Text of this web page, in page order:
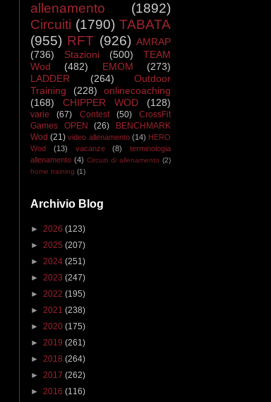
allenamento
(1892)
Circuiti (1790) TABATA
(955) RFT (926) AMRAP
(736)
Stazioni (500)
TEAM
Wod
(482) EMOM
(273)
LADDER
(264)
Outdoor
Training
(228)
onlinecoaching
(168)
CHIPPER WOD (128)
varie (67) Contest (50)
CrossFit
Games OPEN
(26)
BENCHMARK
Wod (21) video allenamento (14) HERO
Wod
(13) vacanze (8)
terminologia
allenamento (4) Circuiti di allenamento (2)
home training (1)
Archivio Blog
► 2026 (123)
► 2025 (207)
► 2024 (251)
► 2023 (247)
► 2022 (195)
► 2021 (238)
► 2020 (175)
► 2019 (261)
► 2018 (264)
► 2017 (262)
► 2016 (116)